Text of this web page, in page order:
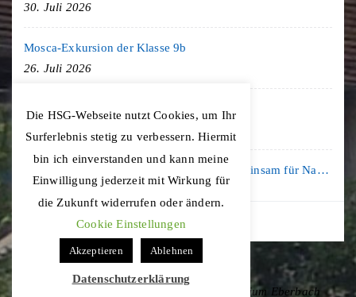
30. Juli 2026
Mosca-Exkursion der Klasse 9b
26. Juli 2026
Freiburg-Exkursion des Geschichte LK
Kooperation mit der KLIMA ARENA: Gemeinsam für Nachhaltigkeit und Klimaschutz
16. Juli 2026
Copyright © 2020 Hohenstaufen-Gymnasium Eberbach
Die HSG-Webseite nutzt Cookies, um Ihr
Surferlebnis stetig zu verbessern. Hiermit
bin ich einverstanden und kann meine
Einwilligung jederzeit mit Wirkung für
die Zukunft widerrufen oder ändern.
Cookie Einstellungen
Akzeptieren Ablehnen
Datenschutzerklärung